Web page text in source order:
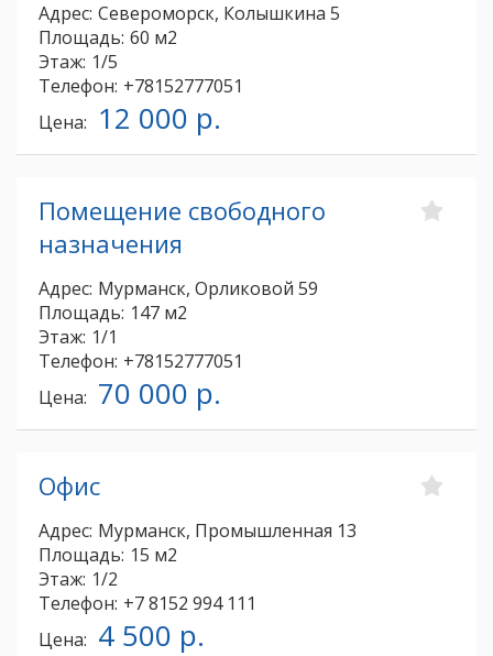
Адрес: Североморск, Колышкина 5
Площадь: 60 м2
Этаж: 1/5
Телефон: +78152777051
Цена: 12 000 р.
Помещение свободного
назначения
Адрес: Мурманск, Орликовой 59
Площадь: 147 м2
Этаж: 1/1
Телефон: +78152777051
Цена: 70 000 р.
Офис
Адрес: Мурманск, Промышленная 13
Площадь: 15 м2
Этаж: 1/2
Телефон: +7 8152 994 111
Цена: 4 500 р.